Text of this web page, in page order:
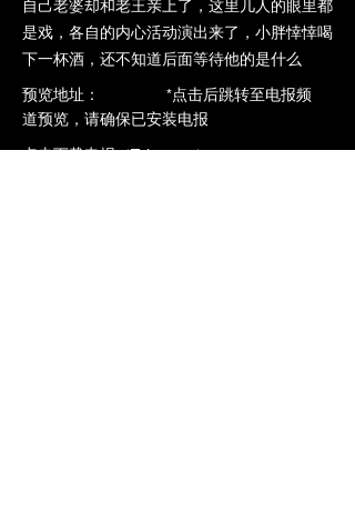
自己老婆却和老王亲上了，这里几人的眼里都
是戏，各自的内心活动演出来了，小胖悻悻喝
下一杯酒，还不知道后面等待他的是什么
​预览地址： *点击后跳转至电报频
道预览，请确保已安装电报
点击下载电报（Telegram）